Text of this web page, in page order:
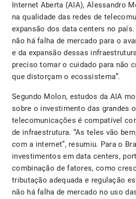
Internet Aberta (AIA), Alessandro
na qualidade das redes de
expansão dos data centers no
não há falha de mercado para o
e da expansão dessas
preciso tomar o cuidado para não
que distorçam o ecossistema”.
Segundo Molon, estudos da AIA
sobre o investimento das grandes
telecomunicações é compatível
de infraestrutura. “As teles vão
com a internet”, resumiu. Para o
investimentos em data centers,
combinação de fatores, como
tributação adequada e regulação
não há falha de mercado no uso